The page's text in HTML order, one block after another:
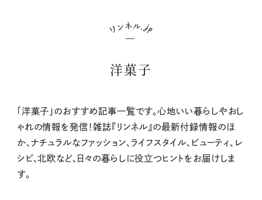
洋菓子
「洋菓子」のおすすめ記事一覧です。心地いい暮らしやおし
ゃれの情報を発信！雑誌『リンネル』の最新付録情報のほ
か、ナチュラルなファッション、ライフスタイル、ビューティ、レ
シピ、北欧など、日々の暮らしに役立つヒントをお届けしま
す。